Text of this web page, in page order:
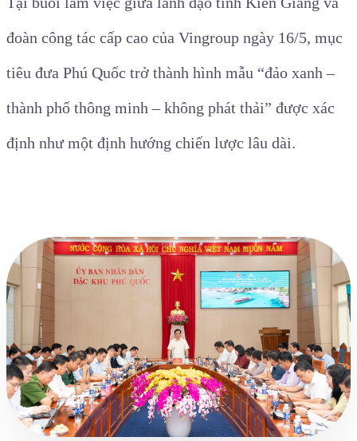
đoàn công tác cấp cao của Vingroup ngày 16/5, mục
tiêu đưa Phú Quốc trở thành hình mẫu “đảo xanh –
thành phố thông minh – không phát thải” được xác
định như một định hướng chiến lược lâu dài.